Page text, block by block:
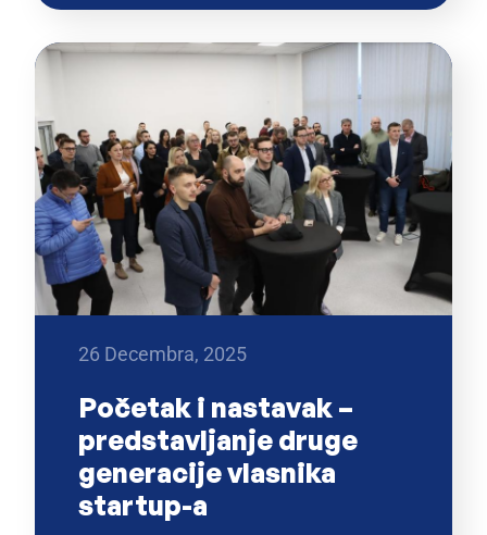
26 Decembra, 2025
Početak i nastavak –
predstavljanje druge
generacije vlasnika
startup-a